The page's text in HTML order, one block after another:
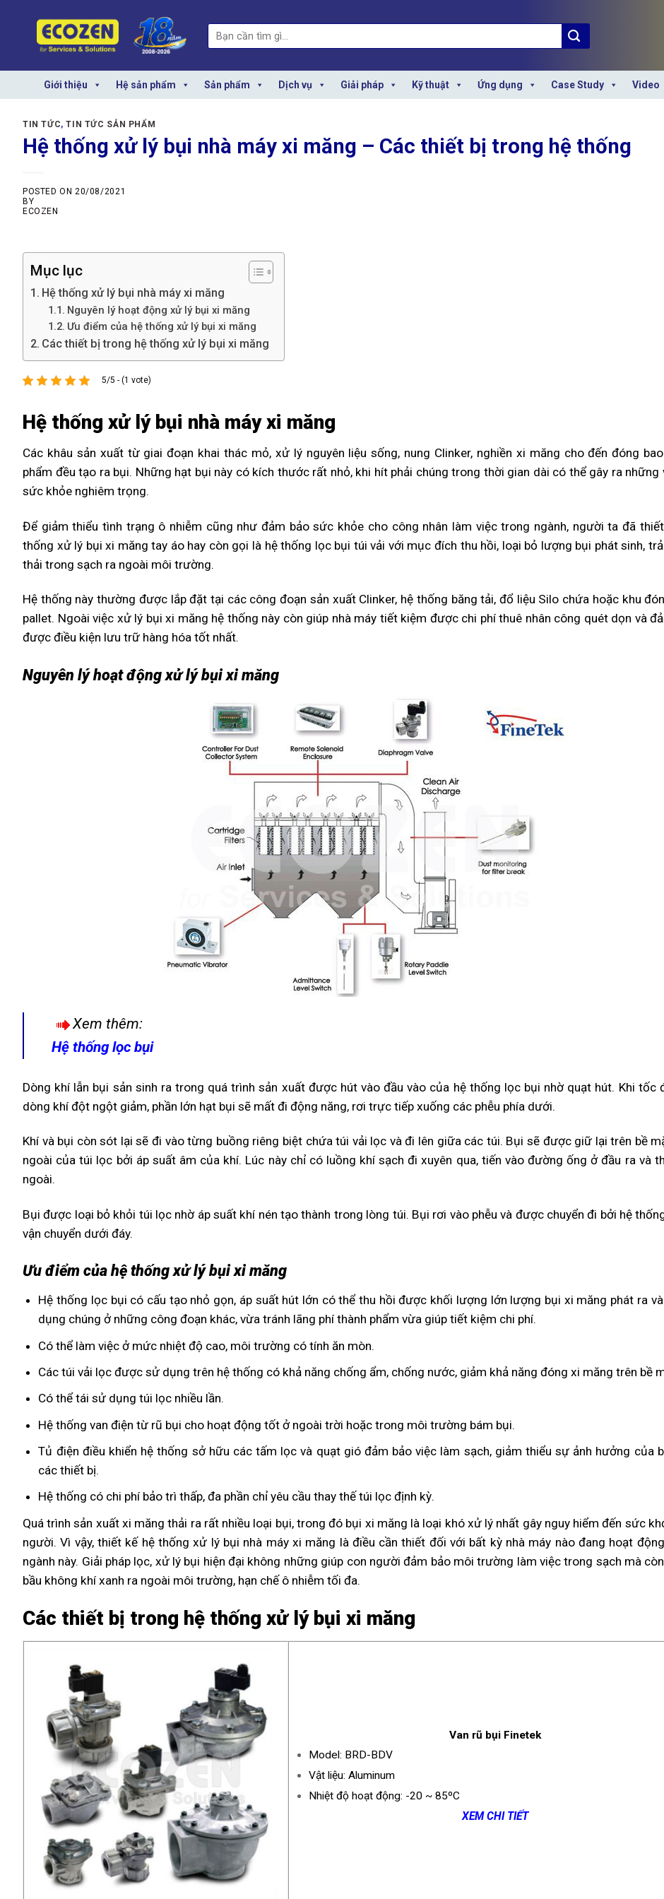
content
Search
for:
Giới thiệu Hệ sản phẩm Sản phẩm Dịch vụ Giải pháp Kỹ thuật Ứng dụng Case Study Video
TIN TỨC,TIN TỨC SẢN PHẨM
Hệ thống xử lý bụi nhà máy xi măng – Các thiết bị trong hệ thống
POSTED ON 20/08/2021
BY
ECOZEN
Mục lục
Hệ thống xử lý bụi nhà máy xi măng
Nguyên lý hoạt động xử lý bụi xi măng
Ưu điểm của hệ thống xử lý bụi xi măng
Các thiết bị trong hệ thống xử lý bụi xi măng
5/5 - (1 vote)
Hệ thống xử lý bụi nhà máy xi măng
Các khâu sản xuất từ giai đoạn khai thác mỏ, xử lý nguyên liệu sống, nung Clinker, nghiền xi măng cho đến đóng
phẩm đều tạo ra bụi. Những hạt bụi này có kích thước rất nhỏ, khi hít phải chúng trong thời gian dài có thể gây ra những
sức khỏe nghiêm trọng.
Để giảm thiểu tình trạng ô nhiễm cũng như đảm bảo sức khỏe cho công nhân làm việc trong ngành, người ta đã
thống xử lý bụi xi măng tay áo hay còn gọi là hệ thống lọc bụi túi vải với mục đích thu hồi, loại bỏ lượng bụi phát sinh,
thải trong sạch ra ngoài môi trường.
Hệ thống này thường được lắp đặt tại các công đoạn sản xuất Clinker, hệ thống băng tải, đổ liệu Silo chứa hoặc khu
pallet. Ngoài việc xử lý bụi xi măng hệ thống này còn giúp nhà máy tiết kiệm được chi phí thuê nhân công quét dọn và
được điều kiện lưu trữ hàng hóa tốt nhất.
Nguyên lý hoạt động xử lý bụi xi măng
Xem thêm:
Hệ thống lọc bụi
Dòng khí lẫn bụi sản sinh ra trong quá trình sản xuất được hút vào đầu vào của hệ thống lọc bụi nhờ quạt hút. Khi tốc
dòng khí đột ngột giảm, phần lớn hạt bụi sẽ mất đi động năng, rơi trực tiếp xuống các phễu phía dưới.
Khí và bụi còn sót lại sẽ đi vào từng buồng riêng biệt chứa túi vải lọc và đi lên giữa các túi. Bụi sẽ được giữ lại trên bề
ngoài của túi lọc bởi áp suất âm của khí. Lúc này chỉ có luồng khí sạch đi xuyên qua, tiến vào đường ống ở đầu ra và
ngoài.
Bụi được loại bỏ khỏi túi lọc nhờ áp suất khí nén tạo thành trong lòng túi. Bụi rơi vào phễu và được chuyển đi bởi hệ
vận chuyển dưới đáy.
Ưu điểm của hệ thống xử lý bụi xi măng
Hệ thống lọc bụi có cấu tạo nhỏ gọn, áp suất hút lớn có thể thu hồi được khối lượng lớn lượng bụi xi măng phát ra
dụng chúng ở những công đoạn khác, vừa tránh lãng phí thành phẩm vừa giúp tiết kiệm chi phí.
Có thể làm việc ở mức nhiệt độ cao, môi trường có tính ăn mòn.
Các túi vải lọc được sử dụng trên hệ thống có khả năng chống ẩm, chống nước, giảm khả năng đóng xi măng trên bề
Có thể tái sử dụng túi lọc nhiều lần.
Hệ thống van điện từ rũ bụi cho hoạt động tốt ở ngoài trời hoặc trong môi trường bám bụi.
Tủ điện điều khiển hệ thống sở hữu các tấm lọc và quạt gió đảm bảo việc làm sạch, giảm thiểu sự ảnh hưởng của
các thiết bị.
Hệ thống có chi phí bảo trì thấp, đa phần chỉ yêu cầu thay thế túi lọc định kỳ.
Quá trình sản xuất xi măng thải ra rất nhiều loại bụi, trong đó bụi xi măng là loại khó xử lý nhất gây nguy hiểm đến sức
người. Vì vậy, thiết kế hệ thống xử lý bụi nhà máy xi măng là điều cần thiết đối với bất kỳ nhà máy nào đang hoạt
ngành này. Giải pháp lọc, xử lý bụi hiện đại không những giúp con người đảm bảo môi trường làm việc trong sạch mà
bầu không khí xanh ra ngoài môi trường, hạn chế ô nhiễm tối đa.
Các thiết bị trong hệ thống xử lý bụi xi măng
Van rũ bụi Finetek
Model: BRD-BDV
Vật liệu: Aluminum
Nhiệt độ hoạt động: -20 ~ 85ºC
XEM CHI TIẾT